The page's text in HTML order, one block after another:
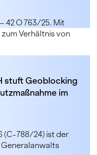
42 O 763/25. Mit
Verhältnis von
stuft Geoblocking
im
(C-788/24) ist der